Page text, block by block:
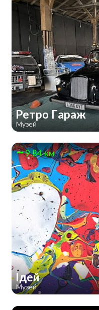
Ретро Гараж
Музей
9.84 км
Ідей
Музей